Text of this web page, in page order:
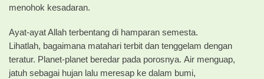
menohok kesadaran.
Ayat-ayat Allah terbentang di hamparan semesta.
Lihatlah, bagaimana matahari terbit dan tenggelam dengan
teratur. Planet-planet beredar pada porosnya. Air menguap,
jatuh sebagai hujan lalu meresap ke dalam bumi,